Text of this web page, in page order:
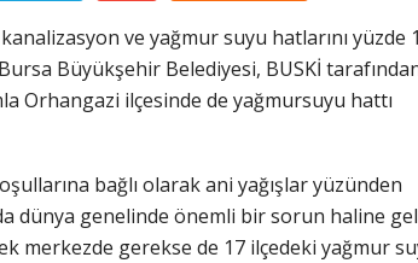
ve yağmur suyu hatlarını yüzde
Büyükşehir Belediyesi, BUSKİ
Orhangazi ilçesinde de yağmursuyu hattı
bağlı olarak ani yağışlar yüzünden
dünya genelinde önemli bir sorun haline
merkezde gerekse de 17 ilçedeki yağmur